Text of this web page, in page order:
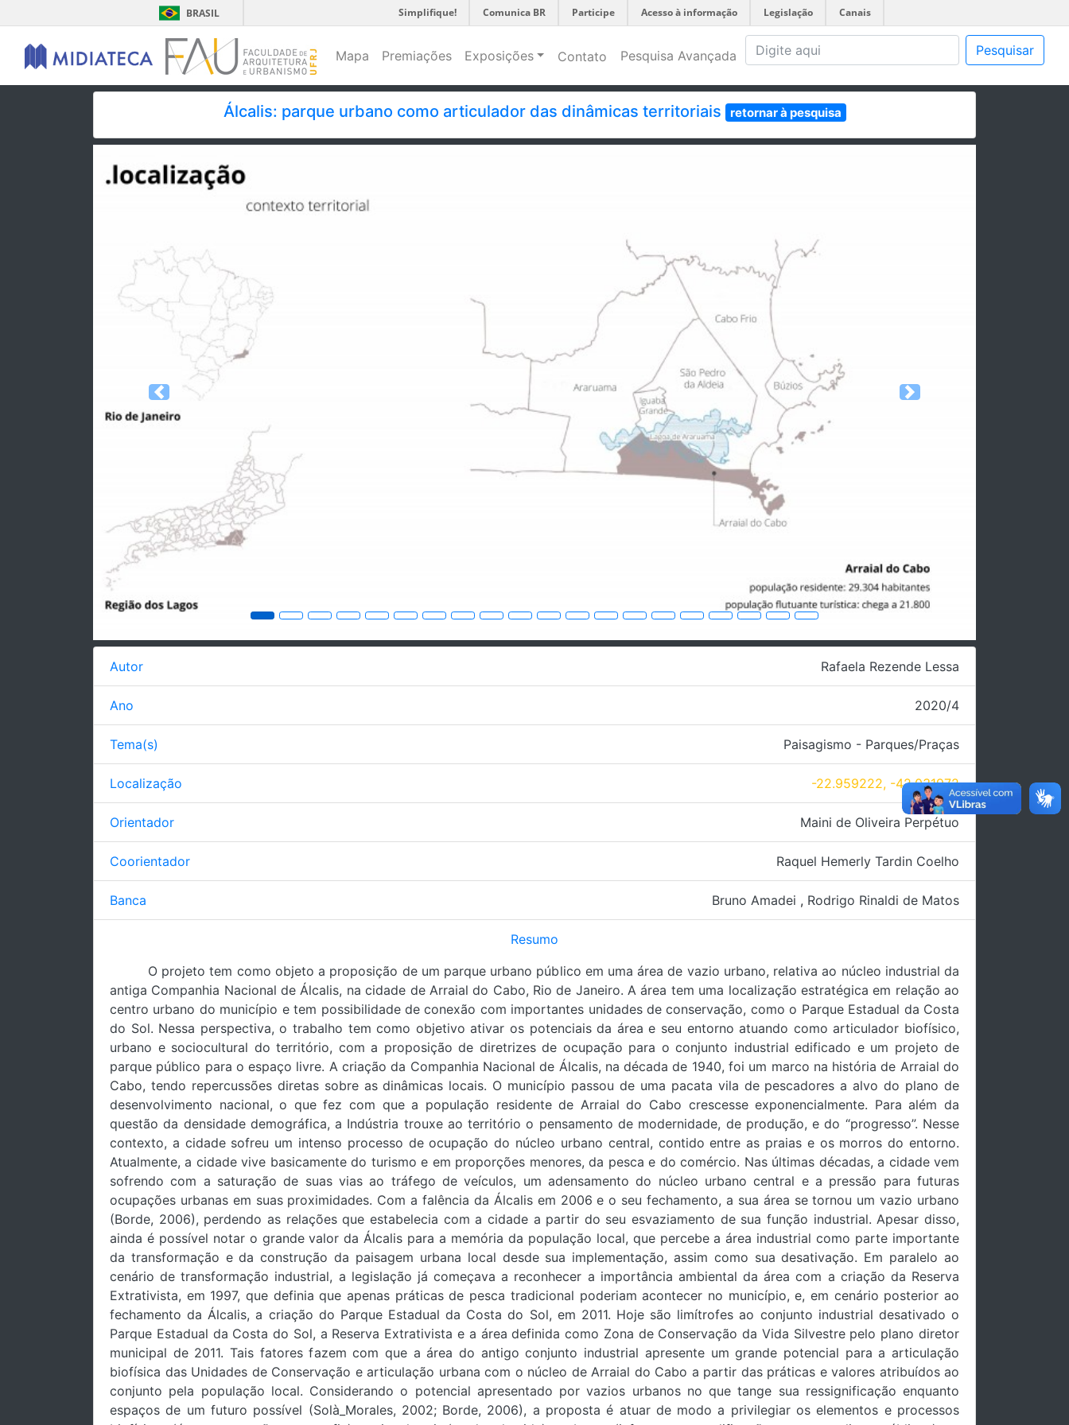
BRASIL Simplifique! Comunica BR Participe Acesso à informação Legislação Canais
Mapa Premiações Exposições Contato Pesquisa Avançada Pesquisar
Álcalis: parque urbano como articulador das dinâmicas territoriais retornar à pesquisa
Previous Next
Autor Rafaela Rezende Lessa
Ano 2020/4
Tema(s) Paisagismo - Parques/Praças
Localização -22.959222, -42.031972
Orientador Maini de Oliveira Perpétuo
Coorientador Raquel Hemerly Tardin Coelho
Banca Bruno Amadei , Rodrigo Rinaldi de Matos
Resumo
O projeto tem como objeto a proposição de um parque urbano público em uma área de vazio urbano, relativa ao núcleo industrial da
antiga Companhia Nacional de Álcalis, na cidade de Arraial do Cabo, Rio de Janeiro. A área tem uma localização estratégica em relação ao
centro urbano do município e tem possibilidade de conexão com importantes unidades de conservação, como o Parque Estadual da Costa
do Sol. Nessa perspectiva, o trabalho tem como objetivo ativar os potenciais da área e seu entorno atuando como articulador biofísico,
urbano e sociocultural do território, com a proposição de diretrizes de ocupação para o conjunto industrial edificado e um projeto de
parque público para o espaço livre. A criação da Companhia Nacional de Álcalis, na década de 1940, foi um marco na história de Arraial do
Cabo, tendo repercussões diretas sobre as dinâmicas locais. O município passou de uma pacata vila de pescadores a alvo do plano de
desenvolvimento nacional, o que fez com que a população residente de Arraial do Cabo crescesse exponencialmente. Para além da
questão da densidade demográfica, a Indústria trouxe ao território o pensamento de modernidade, de produção, e do “progresso”. Nesse
contexto, a cidade sofreu um intenso processo de ocupação do núcleo urbano central, contido entre as praias e os morros do entorno.
Atualmente, a cidade vive basicamente do turismo e em proporções menores, da pesca e do comércio. Nas últimas décadas, a cidade vem
sofrendo com a saturação de suas vias ao tráfego de veículos, um adensamento do núcleo urbano central e a pressão para futuras
ocupações urbanas em suas proximidades. Com a falência da Álcalis em 2006 e o seu fechamento, a sua área se tornou um vazio urbano
(Borde, 2006), perdendo as relações que estabelecia com a cidade a partir do seu esvaziamento de sua função industrial. Apesar disso,
ainda é possível notar o grande valor da Álcalis para a memória da população local, que percebe a área industrial como parte importante
da transformação e da construção da paisagem urbana local desde sua implementação, assim como sua desativação. Em paralelo ao
cenário de transformação industrial, a legislação já começava a reconhecer a importância ambiental da área com a criação da Reserva
Extrativista, em 1997, que definia que apenas práticas de pesca tradicional poderiam acontecer no município, e, em cenário posterior ao
fechamento da Álcalis, a criação do Parque Estadual da Costa do Sol, em 2011. Hoje são limítrofes ao conjunto industrial desativado o
Parque Estadual da Costa do Sol, a Reserva Extrativista e a área definida como Zona de Conservação da Vida Silvestre pelo plano diretor
municipal de 2011. Tais fatores fazem com que a área do antigo conjunto industrial apresente um grande potencial para a articulação
biofísica das Unidades de Conservação e articulação urbana com o núcleo de Arraial do Cabo a partir das práticas e valores atribuídos ao
conjunto pela população local. Considerando o potencial apresentado por vazios urbanos no que tange sua ressignificação enquanto
espaços de um futuro possível (Solà_Morales, 2002; Borde, 2006), a proposta é atuar de modo a privilegiar os elementos e processos